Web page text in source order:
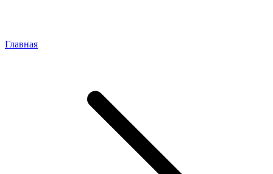
Главная